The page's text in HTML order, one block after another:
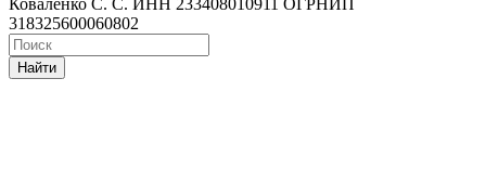
318325600060802
Найти